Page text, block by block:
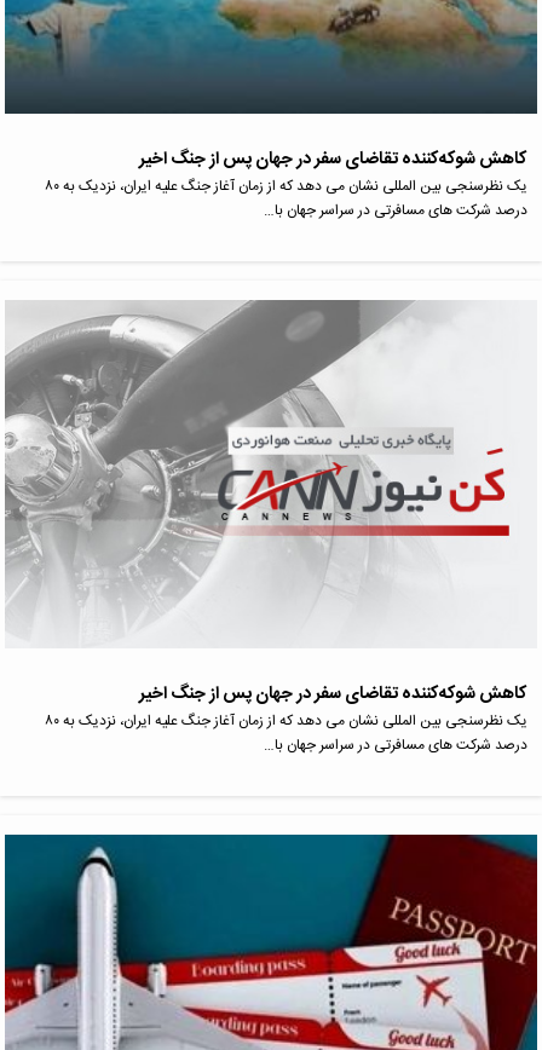
کاهش شوکه‌کننده تقاضای سفر در جهان پس از جنگ اخیر
یک نظرسنجی بین المللی نشان می دهد که از زمان آغاز جنگ علیه ایران، نزدیک به ۸۰
درصد شرکت های مسافرتی در سراسر جهان با…
کاهش شوکه‌کننده تقاضای سفر در جهان پس از جنگ اخیر
یک نظرسنجی بین المللی نشان می دهد که از زمان آغاز جنگ علیه ایران، نزدیک به ۸۰
درصد شرکت های مسافرتی در سراسر جهان با…